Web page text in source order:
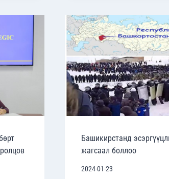
ОРЧИН,
ТӨЛӨВ,
СЭДЭВТ
ЗОХИОН
Башикирстанд
жагсаал боллоо
2024-01-23